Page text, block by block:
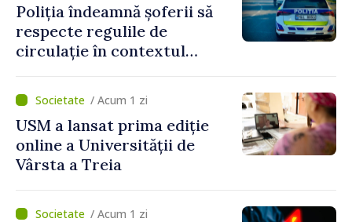
Poliția îndeamnă șoferii să
respecte regulile de
circulație în contextul
perioada concediilor
/ Acum 1 zi
USM a lansat prima ediție
online a Universității de
Vârsta a Treia
/ Acum 1 zi